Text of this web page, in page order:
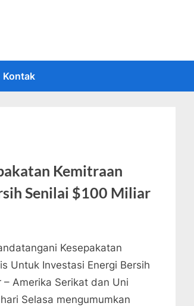
Kontak
Kemitraan
Senilai $100 Miliar
Kesepakatan
Untuk Investasi Energi Bersih
– Amerika Serikat dan Uni
Selasa mengumumkan